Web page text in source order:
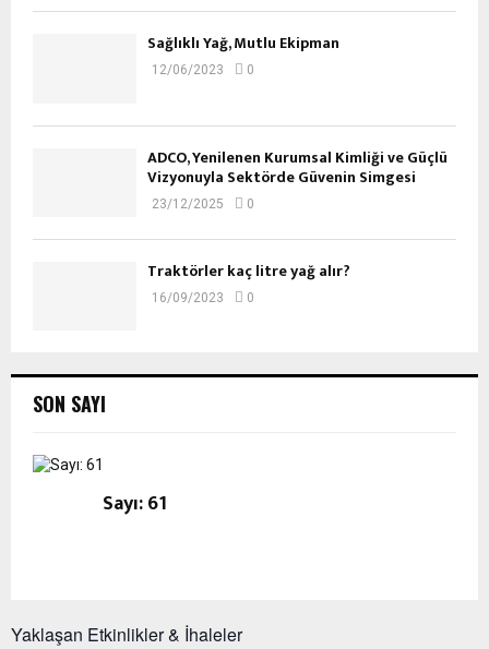
Sağlıklı Yağ, Mutlu Ekipman
12/06/2023 0
ADCO, Yenilenen Kurumsal Kimliği ve Güçlü
Vizyonuyla Sektörde Güvenin Simgesi
23/12/2025 0
Traktörler kaç litre yağ alır?
16/09/2023 0
SON SAYI
Sayı: 61
Yaklaşan Etkinlikler & İhaleler